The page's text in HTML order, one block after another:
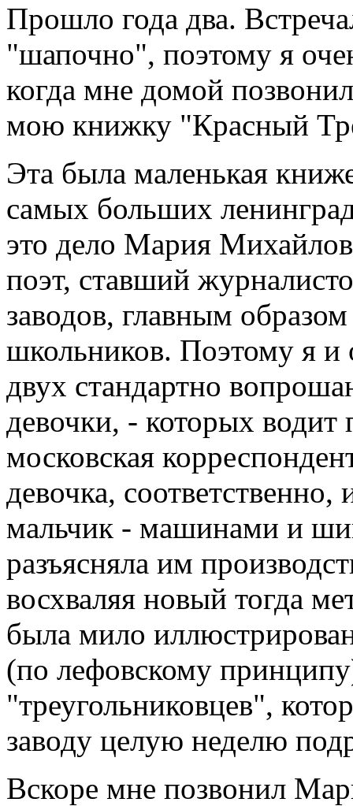
Прошло года два.
"шапочно", поэтому я
когда мне домой
мою книжку "Красный
Эта была маленькая
самых больших
это дело Мария
поэт, ставший
заводов, главным
школьников. Поэтому я и
двух стандартно
девочки, - которых водит
московская
девочка,
мальчик - машинами и
разъясняла им
восхваляя новый тогда
была мило
(по лефовскому
"треугольниковцев",
заводу целую неделю
Вскоре мне позвонил